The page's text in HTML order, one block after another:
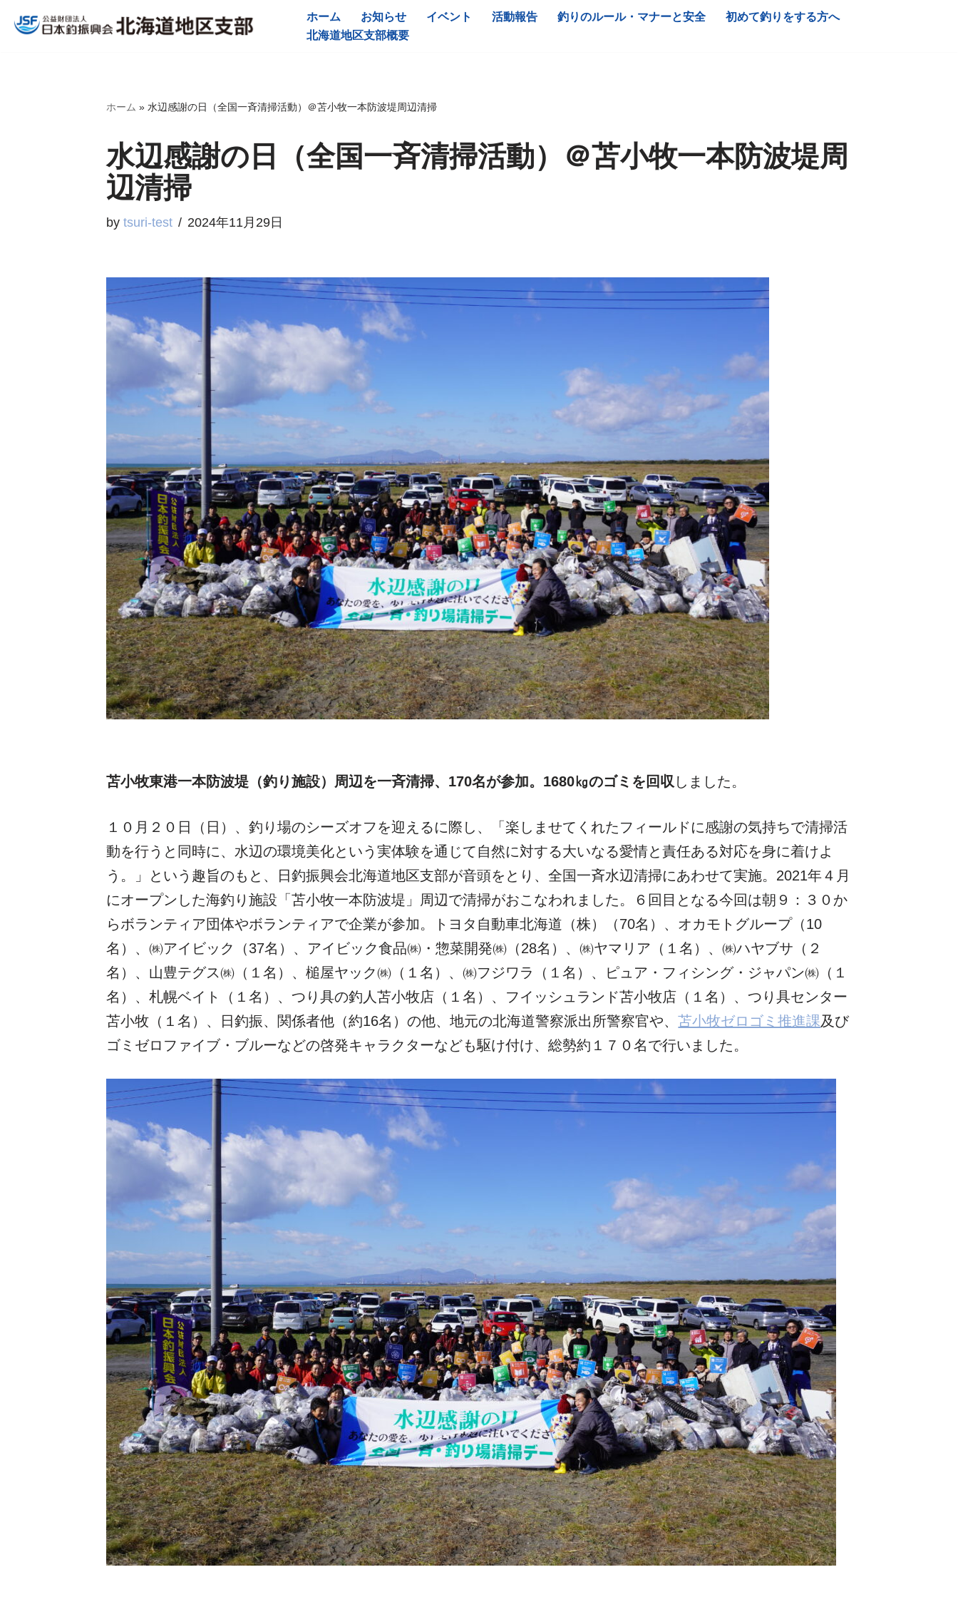
ホーム お知らせ イベント 活動報告 釣りのルール・マナーと安全
初めて釣りをする方へ
北海道地区支部概要
ホーム »水辺感謝の日（全国一斉清掃活動）＠苫小牧一本防波堤周辺清掃
水辺感謝の日（全国一斉清掃活動）＠苫小牧一本防波堤周
辺清掃
bytsuri-test 2024年11月29日
苫小牧東港一本防波堤（釣り施設）周辺を一斉清掃、170名が参加。1680㎏のゴミを回収 しました。
１０月２０日（日）、釣り場のシーズオフを迎えるに際し、「楽しませてくれたフィールドに感謝の気持ちで清掃活
動を行うと同時に、水辺の環境美化という実体験を通じて自然に対する大いなる愛情と責任ある対応を身に着けよ
う。」という趣旨のもと、日釣振興会北海道地区支部が音頭をとり、全国一斉水辺清掃にあわせて実施。2021年４月
にオープンした海釣り施設「苫小牧一本防波堤」周辺で清掃がおこなわれました。６回目となる今回は朝９：３０か
らボランティア団体やボランティアで企業が参加。トヨタ自動車北海道（株）（70名）、オカモトグループ（10
名）、㈱アイビック（37名）、アイビック食品㈱・惣菜開発㈱（28名）、㈱ヤマリア（１名）、㈱ハヤブサ（２
名）、山豊テグス㈱（１名）、槌屋ヤック㈱（１名）、㈱フジワラ（１名）、ピュア・フィシング・ジャパン㈱（１
名）、札幌ベイト（１名）、つり具の釣人苫小牧店（１名）、フイッシュランド苫小牧店（１名）、つり具センター
苫小牧（１名）、日釣振、関係者他（約16名）の他、地元の北海道警察派出所警察官や、苫小牧ゼロゴミ推進課及び
ゴミゼロファイブ・ブルーなどの啓発キャラクターなども駆け付け、総勢約１７０名で行いました。